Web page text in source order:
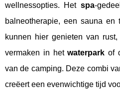
wellnessopties. Het spa-
balneotherapie, een sauna en
kunnen hier genieten van
vermaken in hetwaterpark of
van de camping. Deze combi
creëert een evenwichtige tijd